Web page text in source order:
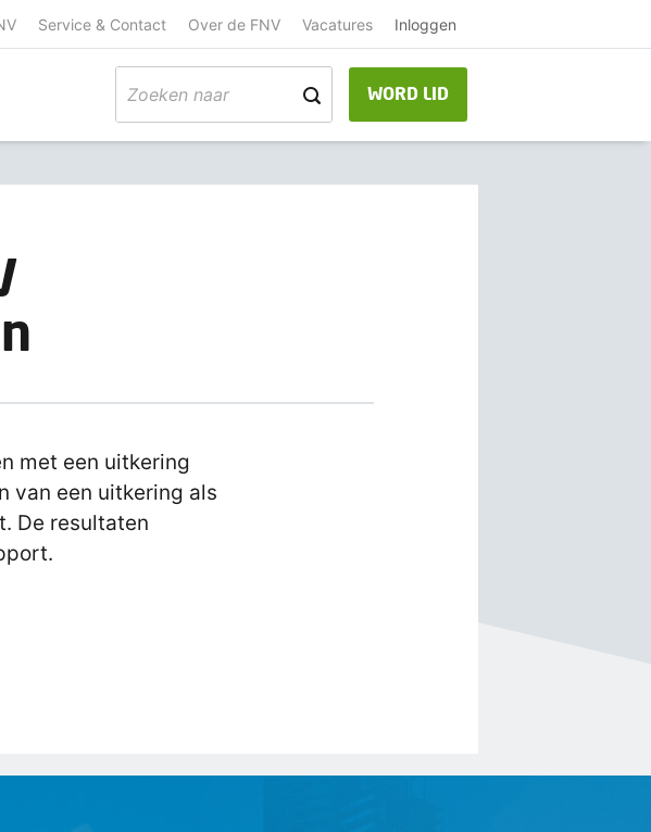
Service & Contact Over de FNV Vacatures Inloggen
WORD LID
met een uitkering
van een uitkering als
De resultaten